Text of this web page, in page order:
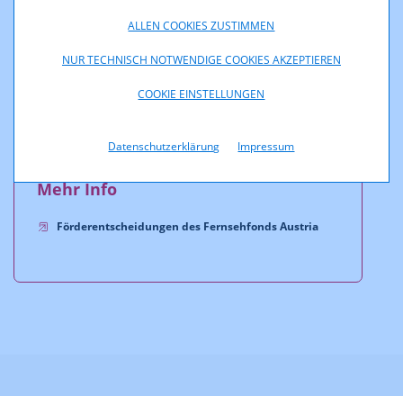
ALLEN COOKIES ZUSTIMMEN
NUR TECHNISCH NOTWENDIGE COOKIES AKZEPTIEREN
COOKIE EINSTELLUNGEN
Datenschutzerklärung Impressum
Weitere Informationen über den FERNSEHFONDS
http://www.fernsehfonds.atabrufbar.
Mehr Info
Förderentscheidungen des Fernsehfonds Austria